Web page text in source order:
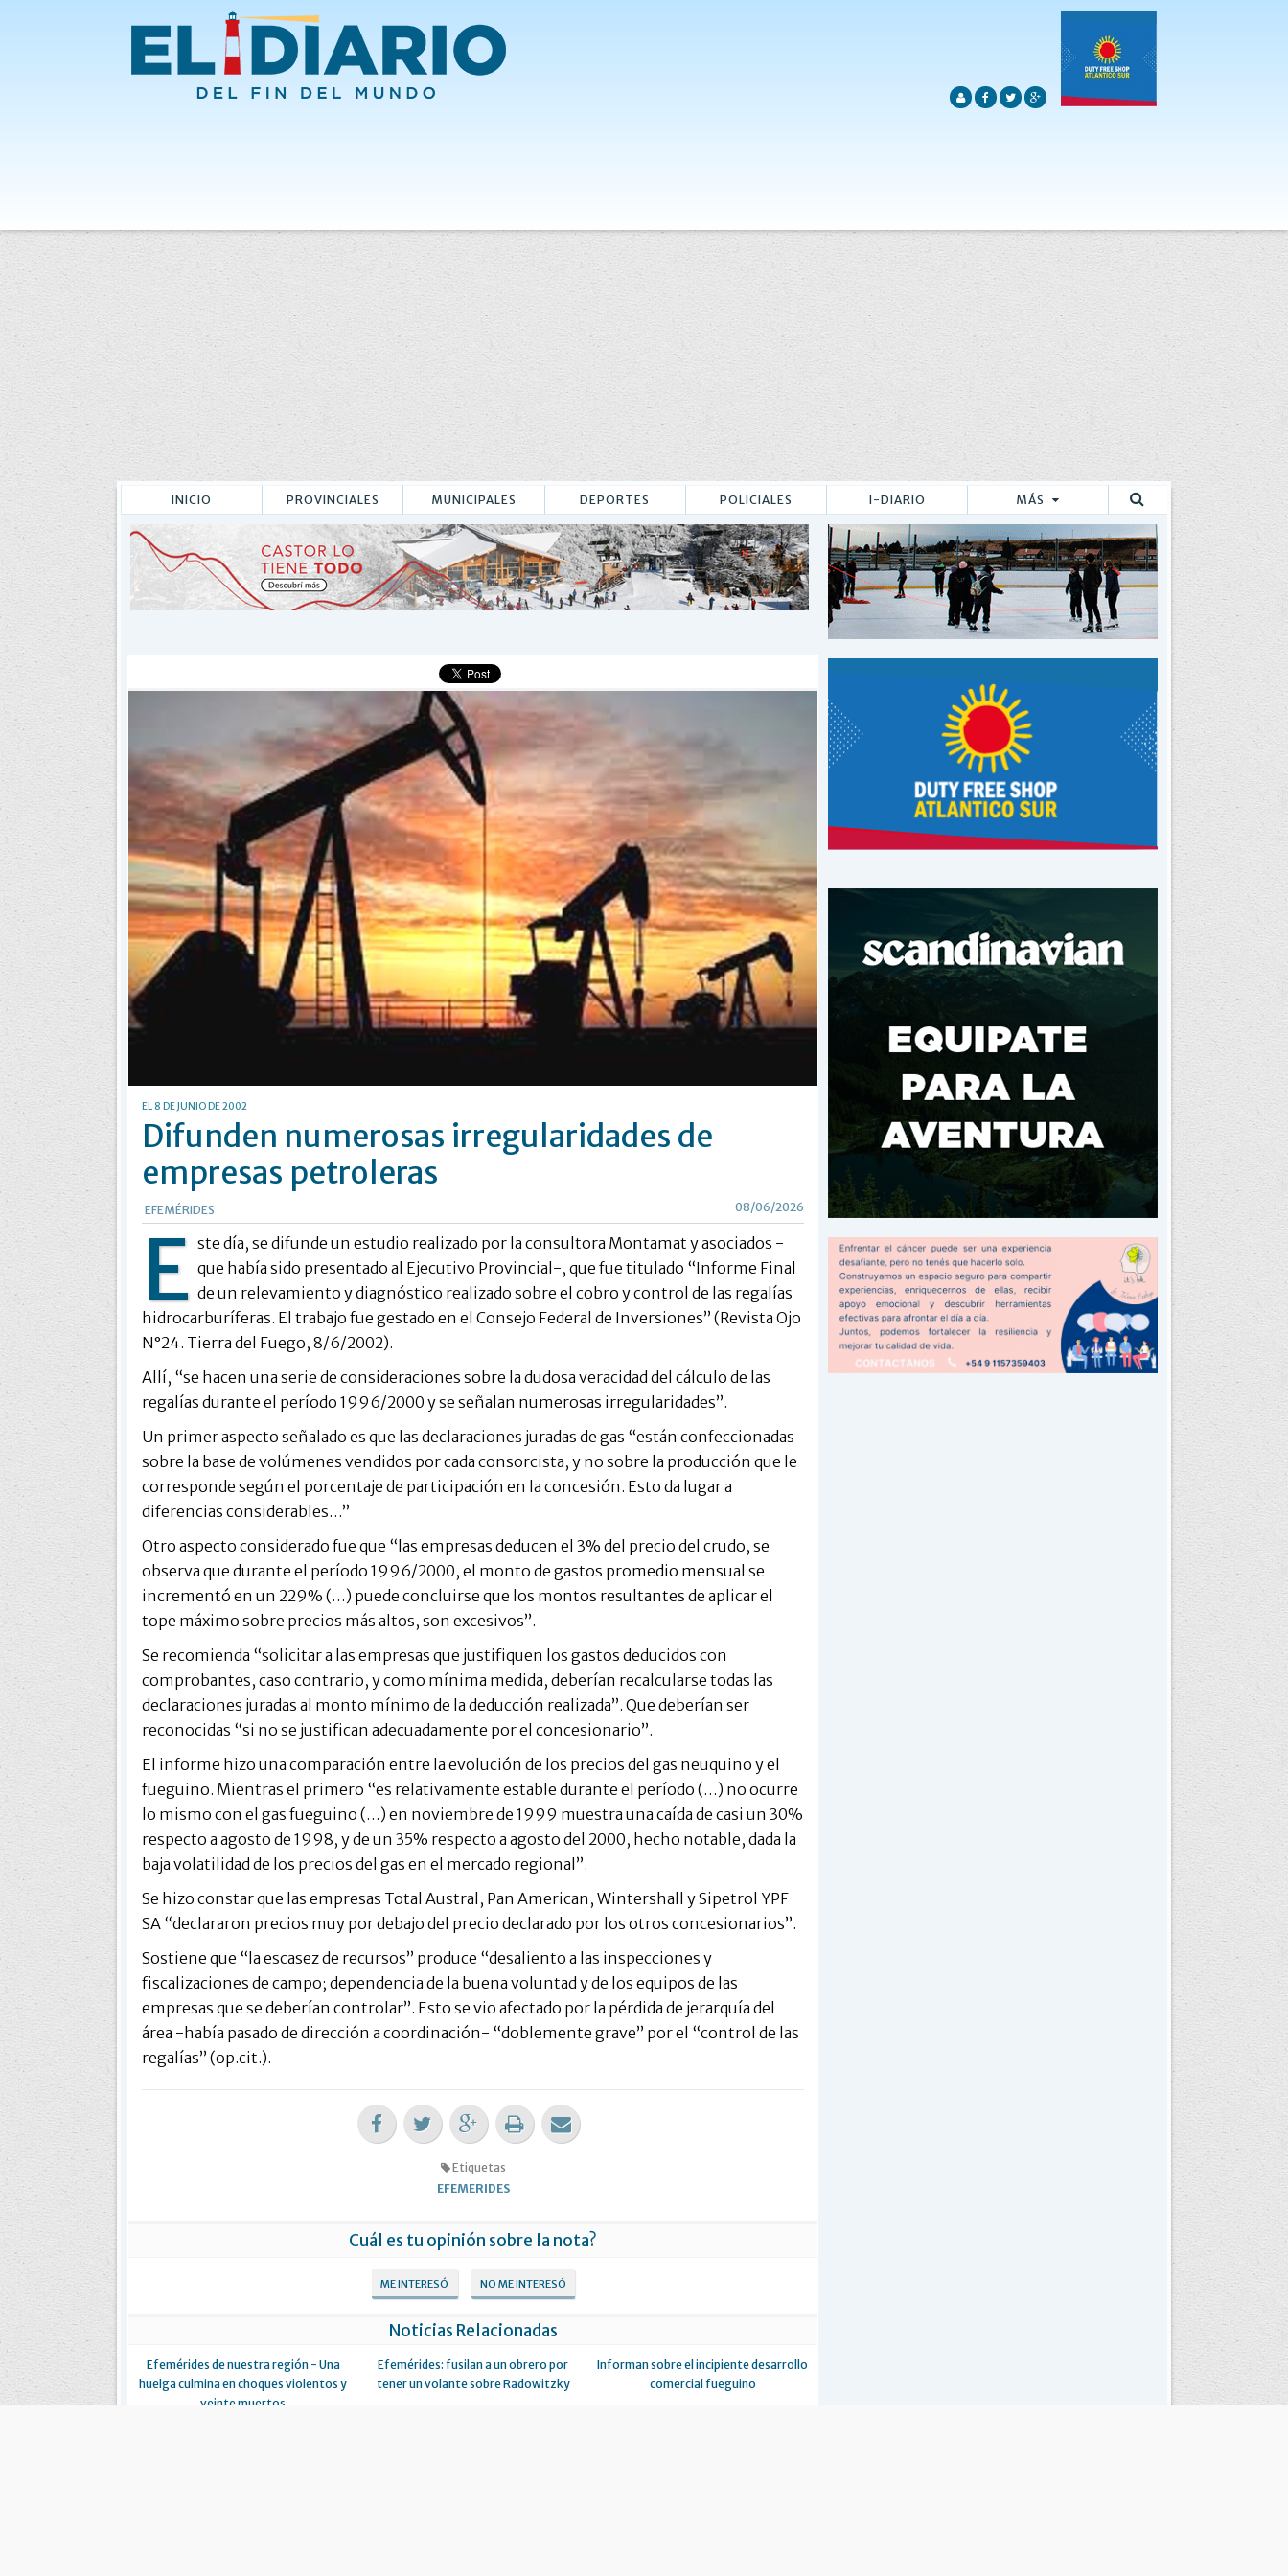
INICIO PROVINCIALES MUNICIPALES DEPORTES POLICIALES I-DIARIO MÁS
Buscar
EL 8 DE JUNIO DE 2002
Difunden numerosas irregularidades de
empresas petroleras
EFEMÉRIDES 08/06/2026
E ste día, se difunde un estudio realizado por la consultora Montamat y asociados -
que había sido presentado al Ejecutivo Provincial-, que fue titulado “Informe Final
de un relevamiento y diagnóstico realizado sobre el cobro y control de las regalías
hidrocarburíferas. El trabajo fue gestado en el Consejo Federal de Inversiones” (Revista Ojo
N°24. Tierra del Fuego, 8/6/2002).
Allí, “se hacen una serie de consideraciones sobre la dudosa veracidad del cálculo de las
regalías durante el período 1996/2000 y se señalan numerosas irregularidades”.
Un primer aspecto señalado es que las declaraciones juradas de gas “están confeccionadas
sobre la base de volúmenes vendidos por cada consorcista, y no sobre la producción que le
corresponde según el porcentaje de participación en la concesión. Esto da lugar a
diferencias considerables…”
Otro aspecto considerado fue que “las empresas deducen el 3% del precio del crudo, se
observa que durante el período 1996/2000, el monto de gastos promedio mensual se
incrementó en un 229% (…) puede concluirse que los montos resultantes de aplicar el
tope máximo sobre precios más altos, son excesivos”.
Se recomienda “solicitar a las empresas que justifiquen los gastos deducidos con
comprobantes, caso contrario, y como mínima medida, deberían recalcularse todas las
declaraciones juradas al monto mínimo de la deducción realizada”. Que deberían ser
reconocidas “si no se justifican adecuadamente por el concesionario”.
El informe hizo una comparación entre la evolución de los precios del gas neuquino y el
fueguino. Mientras el primero “es relativamente estable durante el período (…) no ocurre
lo mismo con el gas fueguino (…) en noviembre de 1999 muestra una caída de casi un 30%
respecto a agosto de 1998, y de un 35% respecto a agosto del 2000, hecho notable, dada la
baja volatilidad de los precios del gas en el mercado regional”.
Se hizo constar que las empresas Total Austral, Pan American, Wintershall y Sipetrol YPF
SA “declararon precios muy por debajo del precio declarado por los otros concesionarios”.
Sostiene que “la escasez de recursos” produce “desaliento a las inspecciones y
fiscalizaciones de campo; dependencia de la buena voluntad y de los equipos de las
empresas que se deberían controlar”. Esto se vio afectado por la pérdida de jerarquía del
área -había pasado de dirección a coordinación- “doblemente grave” por el “control de las
regalías” (op.cit.).
Etiquetas
EFEMERIDES
Cuál es tu opinión sobre la nota?
ME INTERESÓ NO ME INTERESÓ
Noticias Relacionadas
Efemérides de nuestra región - Una
huelga culmina en choques violentos y
veinte muertos
Efemérides: fusilan a un obrero por
tener un volante sobre Radowitzky
Informan sobre el incipiente desarrollo
comercial fueguino